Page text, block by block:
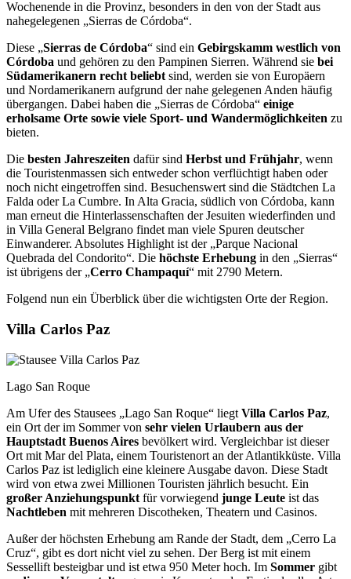
Wochenende in die Provinz, besonders in den von der Stadt aus
nahegelegenen „Sierras de Córdoba“.
Diese „Sierras de Córdoba“ sind ein Gebirgskamm westlich von
Córdoba und gehören zu den Pampinen Sierren. Während sie bei
Südamerikanern recht beliebtsind, werden sie von Europäern
und Nordamerikanern aufgrund der nahe gelegenen Anden häufig
über­gangen. Dabei haben die „Sierras de Córdoba“ einige
erholsame Orte sowie viele Sport- und Wandermöglichkeiten zu
bieten.
Die besten Jahreszeiten dafür sind Herbst und Früh­jahr, wenn
die Touristenmassen sich entweder schon verflüchtigt haben oder
noch nicht eingetroffen sind. Besuchenswert sind die Städtchen La
Falda oder La Cumbre. In Alta Gracia, südlich von Córdoba, kann
man erneut die Hinterlassenschaften der Jesuiten wie­derfinden und
in Villa General Belgrano findet man viele Spuren deutscher
Einwanderer. Absolutes Highlight ist der „Parque Nacional
Quebrada del Condorito“. Die höchste Erhe­bung in den „Sierras“
ist übrigens der „Cerro Champaquí“ mit 2790 Metern.
Folgend nun ein Überblick über die wichtigsten Orte der Region.
Villa Carlos Paz
Lago San Roque
Am Ufer des Stausees „Lago San Roque“ liegt Villa Carlos Paz,
ein Ort der im Sommer von sehr vielen Urlaubern aus der
Hauptstadt Buenos Aires bevölkert wird. Vergleichbar ist dieser
Ort mit Mar del Plata, einem Touristenort an der Atlantikküste. Villa
Carlos Paz ist lediglich eine kleinere Ausgabe davon. Diese Stadt
wird von etwa zwei Millionen Touris­ten jährlich besucht. Ein
großer Anziehungspunkt für vorwiegend junge Leute ist das
Nachtleben mit mehreren Discotheken, Theatern und Casinos.
Außer der höchsten Erhe­bung am Rande der Stadt, dem „Cerro La
Cruz“, gibt es dort nicht viel zu sehen. Der Berg ist mit einem
Sessellift besteigbar und ist etwa 950 Meter hoch. Im Sommer gibt